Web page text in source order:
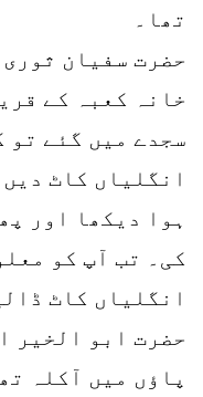
تھا۔
حضرت سفیان
خانہ کعبہ کے
سجدے میں گئے تو
انگلیاں کاٹ
ہوا دیکھا اور
کی۔ تب آپ کو
انگلیاں کاٹ
حضرت ابو الخیر
پاؤں میں آکلہ